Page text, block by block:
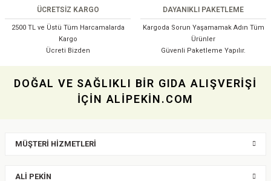
ÜCRETSİZ KARGO
2500 TL ve Üstü Tüm Harcamalarda
Kargo
Ücreti Bizden
DAYANIKLI PAKETLEME
Kargoda Sorun Yaşamamak Adın Tüm
Ürünler
Güvenli Paketleme Yapılır.
DOĞAL VE SAĞLIKLI BİR GIDA ALIŞVERİŞİ
İÇİN ALİPEKİN.COM
MÜŞTERİ HİZMETLERİ
ALİ PEKİN